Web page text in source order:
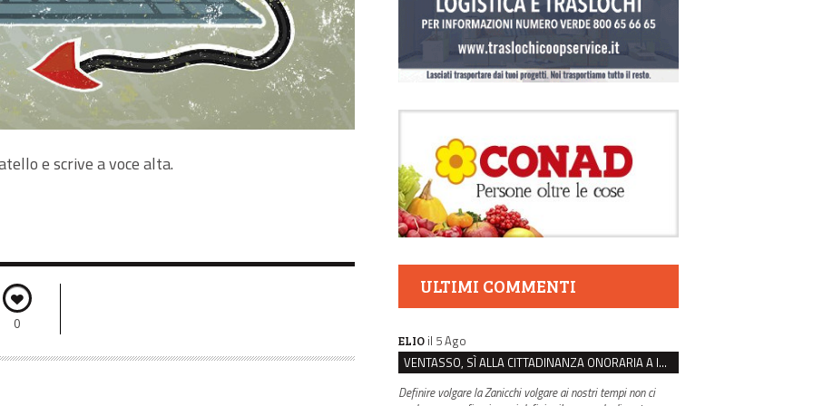
e scrive a voce alta.
0
ULTIMI COMMENTI
ELIO il 5 Ago
VENTASSO, SÌ ALLA CITTADINANZA ONORARIA A IVA ZANICCHI. MA BARGIACCHI: “È DI PESSIMO GUSTO”
Definire volgare la Zanicchi volgare ai nostri tempi non ci